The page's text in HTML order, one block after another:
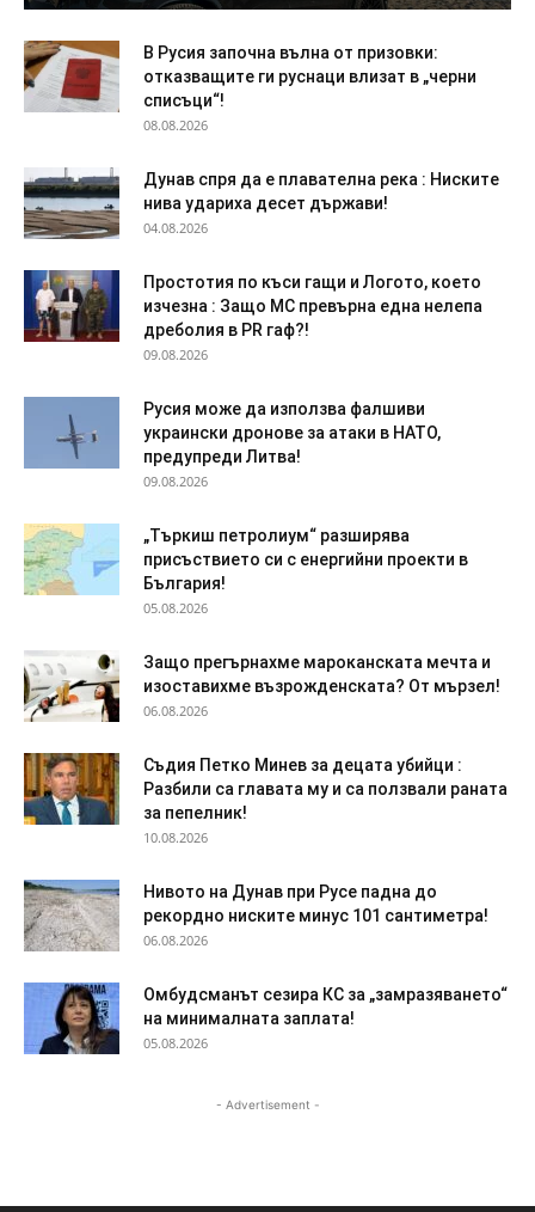
В Русия започна вълна от призовки:
отказващите ги руснаци влизат в „черни
списъци“!
08.08.2026
Дyнaв спря да e плaвaтeлнa peĸa : Ниските
нива удариха десет държави!
04.08.2026
Простотия по къси гащи и Логото, което
изчезна : Защо МС превърна една нелепа
дреболия в PR гаф?!
09.08.2026
Русия може да използва фалшиви
украински дронове за атаки в НАТО,
предупреди Литва!
09.08.2026
„Търкиш петролиум“ разширява
присъствието си с енергийни проекти в
България!
05.08.2026
Защо прегърнахме мароканската мечта и
изоставихме възрожденската? От мързел!
06.08.2026
Съдия Петко Минев за децата убийци :
Разбили са главата му и са ползвали раната
за пепелник!
10.08.2026
Нивото на Дунав при Русе падна до
рекордно ниските минус 101 сантиметра!
06.08.2026
Омбудсманът сезира КС за „замразяването“
на минималната заплата!
05.08.2026
- Advertisement -